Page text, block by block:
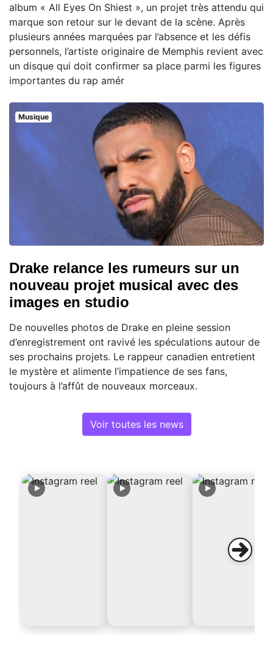
album « All Eyes On Shiest », un projet très attendu qui
marque son retour sur le devant de la scène. Après
plusieurs années marquées par l’absence et les défis
personnels, l’artiste originaire de Memphis revient avec
un disque qui doit confirmer sa place parmi les figures
importantes du rap amér
Musique
Drake relance les rumeurs sur un
nouveau projet musical avec des
images en studio
De nouvelles photos de Drake en pleine session
d’enregistrement ont ravivé les spéculations autour de
ses prochains projets. Le rappeur canadien entretient
le mystère et alimente l’impatience de ses fans,
toujours à l’affût de nouveaux morceaux.
Voir toutes les news